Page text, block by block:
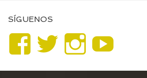
SÍGUENOS
Ver
perfil
Ver
perfil
Ver
perfil